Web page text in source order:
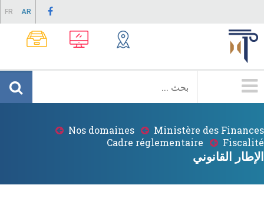
content
FR AR
Principale
Breadcrumb
Ministère des Finances
Nos domaines
Fiscalité
Cadre réglementaire
الإطار القانوني